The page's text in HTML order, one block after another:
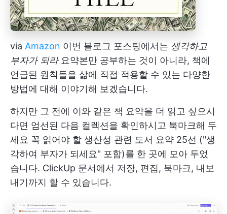
via Amazon 이번 블로그 포스팅에서는 생각하고
부자가 되라요약본만 공부하는 것이 아니라, 책에
언급된 원칙들을 삶에 직접 적용할 수 있는 다양한
방법에 대해 이야기해 보겠습니다.
하지만 그 전에 이와 같은 책 요약을 더 읽고 싶으시
다면 엄선된 다음 컬렉션을 확인하시고 북마크해 두
세요 꼭 읽어야 할 생산성 관련 도서 요약 25선 ("생
각하여 부자가 되세요" 포함)를 한 곳에 모아 두었
습니다. ClickUp 문서에서 저장, 편집, 북마크, 내보
내기까지 할 수 있습니다.